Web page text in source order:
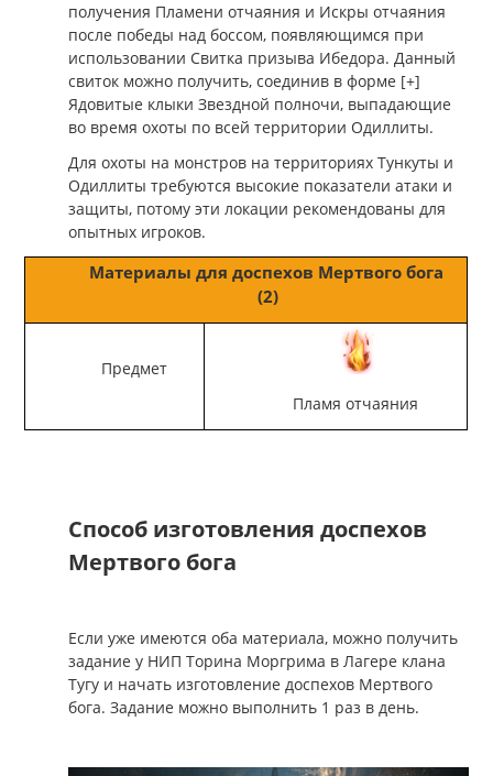
получения Пламени отчаяния и Искры отчаяния
после победы над боссом, появляющимся при
использовании Cвитка призыва Ибедора. Данный
свиток можно получить, соединив в форме [+]
Ядовитые клыки Звездной полночи, выпадающие
во время охоты по всей территории Одиллиты.
Для охоты на монстров на территориях Тункуты и
Одиллиты требуются высокие показатели атаки и
защиты, потому эти локации рекомендованы для
опытных игроков.
Материалы для доспехов Мертвого бога
(2)
Предмет
Пламя отчаяния
Способ изготовления доспехов
Мертвого бога
Если уже имеются оба материала, можно получить
задание у НИП Торина Моргрима в Лагере клана
Тугу и начать изготовление доспехов Мертвого
бога. Задание можно выполнить 1 раз в день.